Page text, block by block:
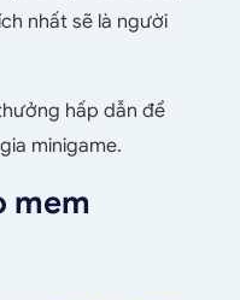
nhất sẽ là người
hấp dẫn để
minigame.
mem